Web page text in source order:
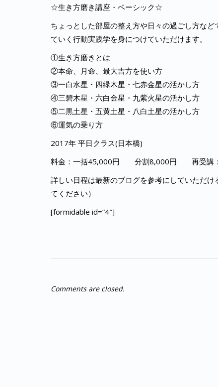
☆生き方磨き講座・ベーシック☆
ちょっとした部屋の整え方や日々の過ごし方な
ていく行動実践学を身につけていただけます。
①生き方磨きとは
②本命、月命、最大吉方を使い方
③一白水星・四緑木星・七赤金星の活かし方
④三碧木星・六白金星・九紫火星の活かし方
⑤二黒土星・五黄土星・八白土星の活かし方
⑥運気の乗り方
2017年 平日クラス(日本橋)
料金：一括45,000円 分割8,000円 再受講
詳しい日程は最新のブログを参考にしていただ
てください）
[formidable id=”4″]
Comments are closed.